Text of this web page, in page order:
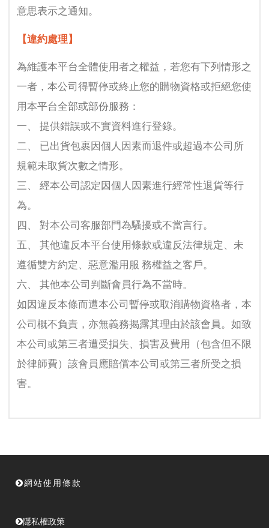
意思表示之通知。
【違約處理】
為維護本平台全體使用者之權益，若您有下列情形之
一者，本公司得暫停或終止您的購物資格或拒絕您使
用本平台全部或部份服務：
一、 提供錯誤或不實資料進行登錄。
二、 已出貨包裹因個人因素而退件或超過本公司所
規範未取貨次數之情形。
三、 經本公司認定因個人因素進行經常性退貨等行
為。
四、 對本公司客服部門為騷擾或不當言行。
五、 其他違反本平台使用條款或違反法律規定、未
遵循雙方約定、惡意濫用服 務權益之客戶。
六、 其他本公司判斷會員行為不當時。
如因違反本條而遭本公司暫停或取消購物資格者，本
公司概不負責，亦無義務揭露其理由於該會員。如致
本公司或第三者遭受損失、損害及費用（包含但不限
於律師費）該會員應賠償本公司或第三者所受之損
害。
網站使用條款
隱私權政策